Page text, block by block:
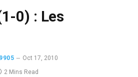
0) : Les
Oct 17, 2010
2 Mins Read